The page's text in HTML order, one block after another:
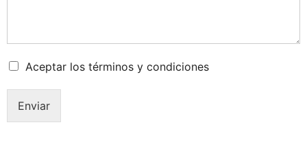
Aceptar los términos y condiciones
Enviar